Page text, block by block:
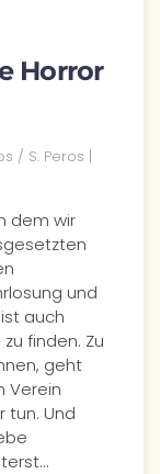
Horror
/ S. Peros |
dem wir
und
auch
finden. Zu
geht
Verein
tun. Und